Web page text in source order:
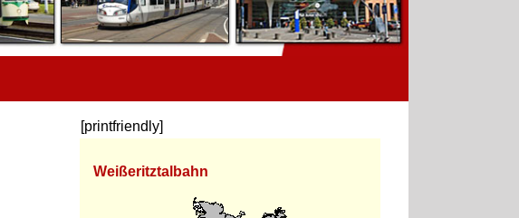
[printfriendly]
Weißeritztalbahn